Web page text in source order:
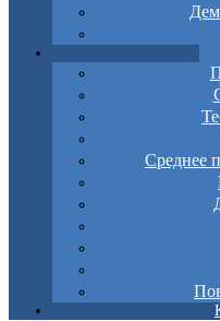
Среднее